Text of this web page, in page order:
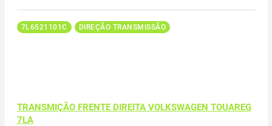
7L6521101C DIREÇÃO TRANSMISSÃO
TRANSMIÇÃO FRENTE DIREITA VOLKSWAGEN TOUAREG
7LA